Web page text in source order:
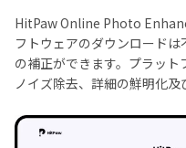
HitPaw Onlinе Photo
フトウェアのダウンロード
の補正ができます。プラット
ノイズ除去、詳細の鮮明化及